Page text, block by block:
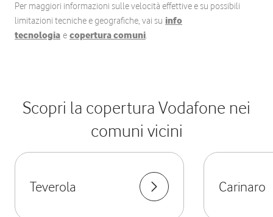
Per maggiori informazioni sulle velocità effettive e su possibili
limitazioni tecniche e geografiche, vai su info
tecnologia e copertura comuni.
Scopri la copertura Vodafone nei
comuni vicini
Teverola Carinaro